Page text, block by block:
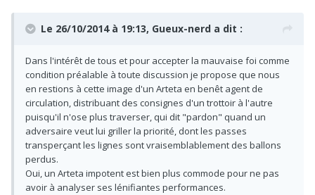
Le 26/10/2014 à 19:13, Gueux-nerd a dit :
Dans l'intérêt de tous et pour accepter la mauvaise foi comme
condition préalable à toute discussion je propose que nous
en restions à cette image d'un Arteta en benêt agent de
circulation, distribuant des consignes d'un trottoir à l'autre
puisqu'il n'ose plus traverser, qui dit "pardon" quand un
adversaire veut lui griller la priorité, dont les passes
transperçant les lignes sont vraisemblablement des ballons
perdus.
Oui, un Arteta impotent est bien plus commode pour ne pas
avoir à analyser ses lénifiantes performances.